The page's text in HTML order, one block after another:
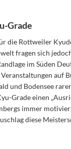
Grade
die Rottweiler
fragen sich
im Süden
auf
und Bodensee
Grade einen
immer
diese